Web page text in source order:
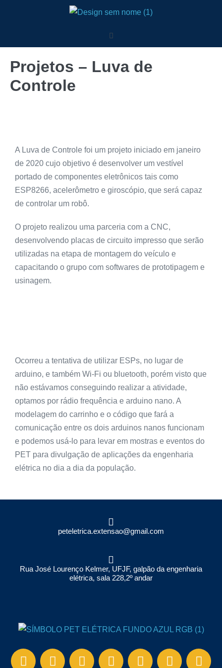
Projetos – Luva de
Controle
A Luva de Controle foi um projeto iniciado em janeiro
de 2020 cujo objetivo é desenvolver um vestível
portado de componentes eletrônicos tais como
ESP8266, acelerômetro e giroscópio, que será capaz
de controlar um robô.
O projeto realizou uma parceria com a CNC,
desenvolvendo placas de circuito impresso que serão
utilizadas na etapa de montagem do veículo e
capacitando o grupo com softwares de prototipagem e
usinagem.
Ocorreu a tentativa de utilizar ESPs, no lugar de
arduino, e também Wi-Fi ou bluetooth, porém visto que
não estávamos conseguindo realizar a atividade,
optamos por rádio frequência e arduino nano. A
modelagem do carrinho e o código que fará a
comunicação entre os dois arduinos nanos funcionam
e podemos usá-lo para levar em mostras e eventos do
PET para divulgação de aplicações da engenharia
elétrica no dia a dia da população.
Rua José Lourenço Kelmer, UFJF, galpão da engenharia
elétrica, sala 228,2º andar